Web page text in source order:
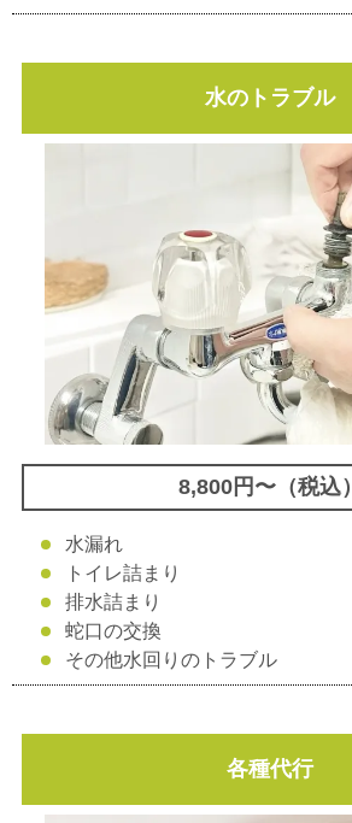
水のトラブル
8,800円〜（税込）
水漏れ
トイレ詰まり
排水詰まり
蛇口の交換
その他水回りのトラブル
各種代行